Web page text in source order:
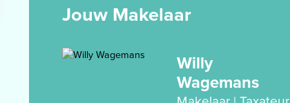
Jouw Makelaar
Willy
Wagemans